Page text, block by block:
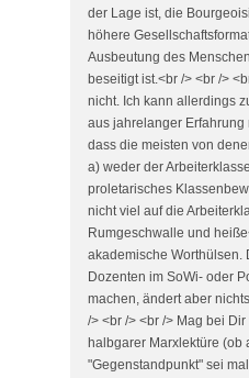
der Lage ist, die
höhere
Ausbeutung des
beseitigt ist.<br /> <br />
nicht. Ich kann allerdings
aus jahrelanger
dass die meisten von
a) weder der
proletarisches
nicht viel auf die
Rumgeschwalle und
akademische Worthülsen.
Dozenten im SoWi- oder
machen, ändert aber
/> <br /> <br /> Mag bei
halbgarer Marxlektüre (ob
"Gegenstandpunkt" sei